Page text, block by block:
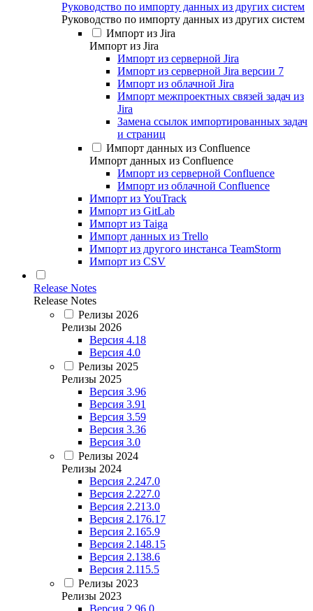
Руководство по импорту данных из других систем
Руководство по импорту данных из других систем
Импорт из Jira
Импорт из Jira
Импорт из серверной Jira
Импорт из серверной Jira версии 7
Импорт из облачной Jira
Импорт межпроектных связей задач из
Jira
Замена ссылок импортированных задач
и страниц
Импорт данных из Confluence
Импорт данных из Confluence
Импорт из серверной Confluence
Импорт из облачной Confluence
Импорт из YouTrack
Импорт из GitLab
Импорт из Taiga
Импорт данных из Trello
Импорт из другого инстанса TeamStorm
Импорт из CSV
Release Notes
Release Notes
Релизы 2026
Релизы 2026
Версия 4.18
Версия 4.0
Релизы 2025
Релизы 2025
Версия 3.96
Версия 3.91
Версия 3.59
Версия 3.36
Версия 3.0
Релизы 2024
Релизы 2024
Версия 2.247.0
Версия 2.227.0
Версия 2.213.0
Версия 2.176.17
Версия 2.165.9
Версия 2.148.15
Версия 2.138.6
Версия 2.115.5
Релизы 2023
Релизы 2023